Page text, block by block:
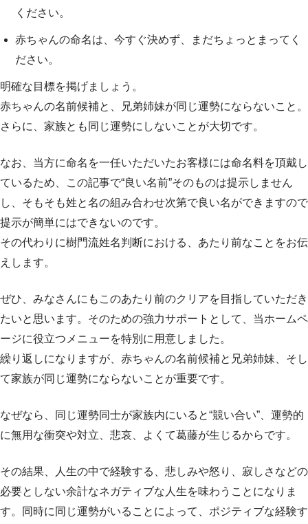
ください。
赤ちゃんの命名は、今すぐ決めず、まだちょっとまってく
ださい。
明確な目標を掲げましょう。
赤ちゃんの名前候補と、兄弟姉妹が同じ運勢にならないこと。
さらに、家族とも同じ運勢にしないことが大切です。
なお、当方に命名を一任いただいたお客様には命名料を頂戴し
ているため、この記事で“良い名前”そのものは提示しません
し、そもそも姓と名の組み合わせ次第で良い名ができますので
提示が簡単にはできないのです。
その代わりに樹門流姓名判断における、あたり前なことをお伝
えします。
ぜひ、みなさんにもこのあたり前のクリアを目指していただき
たいと思います。そのための強力サポートとして、当ホームペ
ージに役立つメニューを特別に用意しました。
繰り返しになりますが、赤ちゃんの名前候補と兄弟姉妹、そし
て家族が同じ運勢にならないことが重要です。
なぜなら、同じ運勢同士が家族内にいると“競い合い”、運勢的
に無用な衝突や対立、悲哀、よくて葛藤が生じるからです。
その結果、人生の中で経験する、悲しみや怒り、寂しさなどの
必要としない余計なネガティブな人生を味わうことになりま
す。同時に同じ運勢がいることによって、ポジティブな経験す